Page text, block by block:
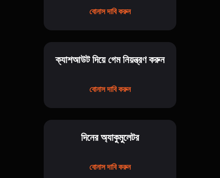
বোনাস দাবি করুন
ক্যাশআউট দিয়ে গেম নিয়ন্ত্রণ করুন
বোনাস দাবি করুন
দিনের অ্যাকুমুলেটর
বোনাস দাবি করুন